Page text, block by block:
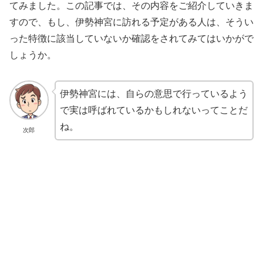
てみました。この記事では、その内容をご紹介していきま
すので、もし、伊勢神宮に訪れる予定がある人は、そうい
った特徴に該当していないか確認をされてみてはいかがで
しょうか。
次郎
伊勢神宮には、自らの意思で行っているよう
で実は呼ばれているかもしれないってことだ
ね。